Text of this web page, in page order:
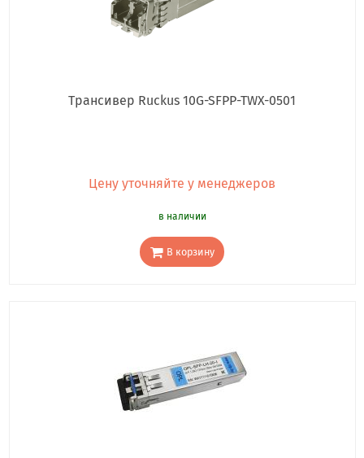
Трансивер Ruckus 10G-SFPP-TWX-0501
Цену уточняйте у менеджеров
в наличии
В корзину